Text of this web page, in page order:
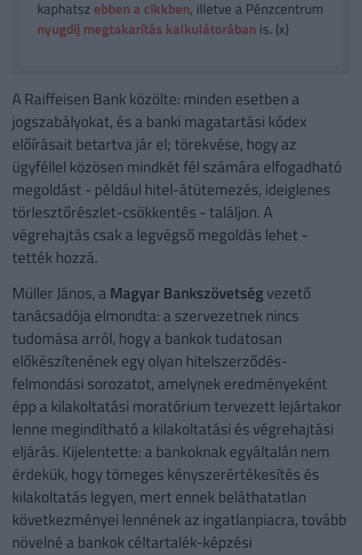
kaphatsz ebben a cikkben, illetve a Pénzcentrum
nyugdíj megtakarítás kalkulátorában is. (x)
A Raiffeisen Bank közölte: minden esetben a
jogszabályokat, és a banki magatartási kódex
előírásait betartva jár el; törekvése, hogy az
ügyféllel közösen mindkét fél számára elfogadható
megoldást - például hitel-átütemezés, ideiglenes
törlesztőrészlet-csökkentés - találjon. A
végrehajtás csak a legvégső megoldás lehet -
tették hozzá.
Müller János, a Magyar Bankszövetségvezető
tanácsadója elmondta: a szervezetnek nincs
tudomása arról, hogy a bankok tudatosan
előkészítenének egy olyan hitelszerződés-
felmondási sorozatot, amelynek eredményeként
épp a kilakoltatási moratórium tervezett lejártakor
lenne megindítható a kilakoltatási és végrehajtási
eljárás. Kijelentette: a bankoknak egyáltalán nem
érdekük, hogy tömeges kényszerértékesítés és
kilakoltatás legyen, mert ennek beláthatatlan
következményei lennének az ingatlanpiacra, tovább
növelné a bankok céltartalék-képzési